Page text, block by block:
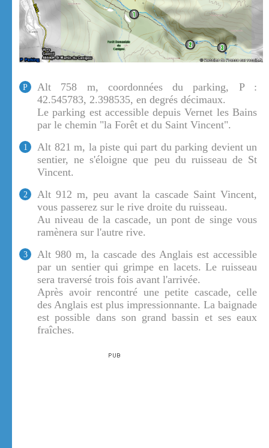
P
Alt 758 m, coordonnées du parking, P :
42.545783, 2.398535, en degrés décimaux.
Le parking est accessible depuis Vernet les Bains
par le chemin "la Forêt et du Saint Vincent".
1
Alt 821 m, la piste qui part du parking devient un
sentier, ne s'éloigne que peu du ruisseau de St
Vincent.
2
Alt 912 m, peu avant la cascade Saint Vincent,
vous passerez sur le rive droite du ruisseau.
Au niveau de la cascade, un pont de singe vous
ramènera sur l'autre rive.
3
Alt 980 m, la cascade des Anglais est accessible
par un sentier qui grimpe en lacets. Le ruisseau
sera traversé trois fois avant l'arrivée.
Après avoir rencontré une petite cascade, celle
des Anglais est plus impressionnante. La baignade
est possible dans son grand bassin et ses eaux
fraîches.